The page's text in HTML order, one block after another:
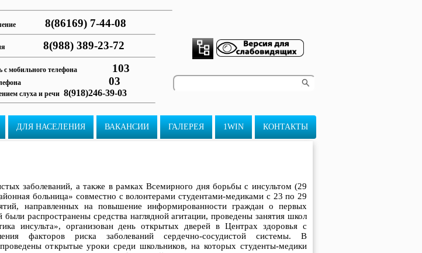
8(86169) 7-44-08
8(988) 389-23-72
мобильного телефона 103
03
слуха и речи 8(918)246-39-03
ДЛЯ НАСЕЛЕНИЯ ВАКАНСИИ ГАЛЕРЕЯ 1WIN КОНТАКТЫ
заболеваний, а также в рамках Всемирного дня борьбы с инсультом (29
больница» совместно с волонтерами студентами-медиками с 23 по 29
направленных на повышение информированности граждан о первых
распространены средства наглядной агитации, проведены занятия школ
инсульта», организован день открытых дверей в Центрах здоровья с
факторов риска заболеваний сердечно-сосудистой системы. В
открытые уроки среди школьников, на которых студенты-медики